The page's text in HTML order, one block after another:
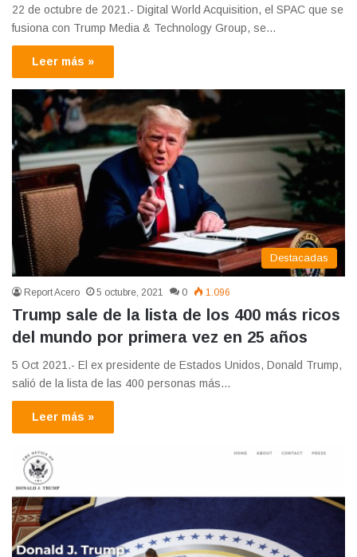
22 de octubre de 2021.- Digital World Acquisition, el SPAC que se
fusiona con Trump Media & Technology Group, se…
Leer más »
Destacadas
Report Acero 5 octubre, 2021 0 1.096
Trump sale de la lista de los 400 más ricos
del mundo por primera vez en 25 años
5 Oct 2021.- El ex presidente de Estados Unidos, Donald Trump,
salió de la lista de las 400 personas más…
Leer más »